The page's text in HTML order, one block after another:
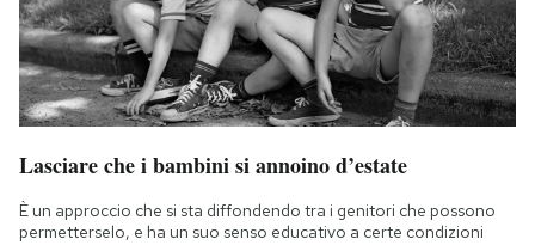
Lasciare che i bambini si annoino d’estate
È un approccio che si sta diffondendo tra i genitori che possono
permetterselo, e ha un suo senso educativo a certe condizioni